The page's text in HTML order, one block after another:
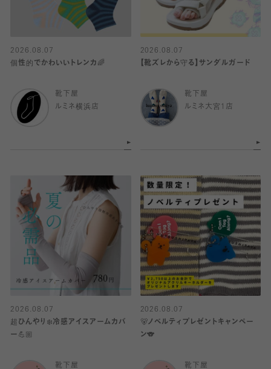
2026.08.07
個性的でかわいいトレンカ🌈
靴下屋
ルミネ横浜店
2026.08.07
【靴ズレから守る】サンダルガード
靴下屋
ルミネ大宮1店
2026.08.07
超ひんやり❄️冷感アイスアームカバ
ー💪🏼
靴下屋
2026.08.07
🐻ノベルティプレゼントキャンペー
ン🐨
靴下屋